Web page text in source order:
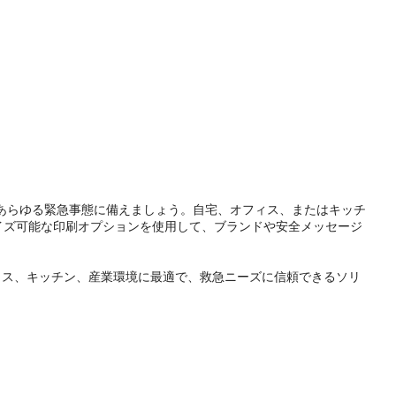
ゆる緊急事態に備えましょう。自宅、オフィス、またはキッチ
可能な印刷オプションを使用して、ブランドや安全メッセージ
、キッチン、産業環境に最適で、救急ニーズに信頼できるソリ